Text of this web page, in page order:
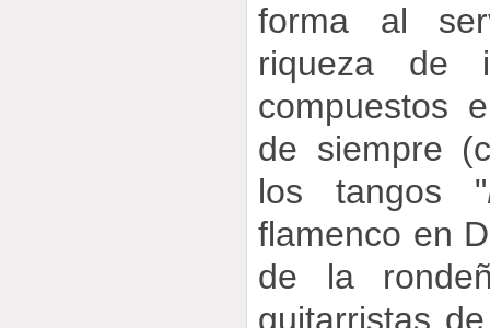
forma al
riqueza de
compuestos
de siempre
los tangos "
flamenco en
de la
guitarristas